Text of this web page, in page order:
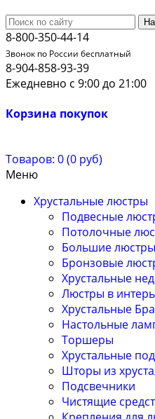
8-800-350-44-14
Звонок по России бесплатный
8-904-858-93-39
Ежедневно с 9:00 до 21:00
Корзина покупок
Товаров: 0 (0 руб)
Меню
Хрустальные люстры
Подвесные
Потолочные
Большие люстры
Бронзовые
Хрустальные
Люстры в
Хрустальные Бра
Настольные
Торшеры
Хрустальные
Шторы из
Подсвечники
Чистящие